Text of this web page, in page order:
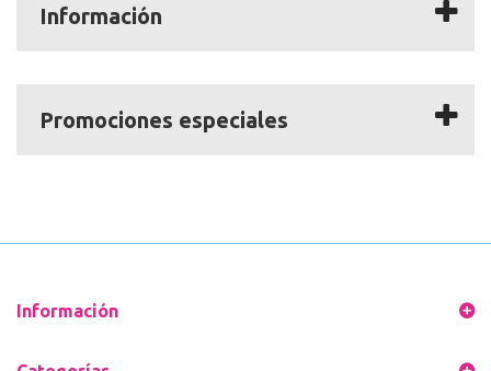
Información
Promociones especiales
Información